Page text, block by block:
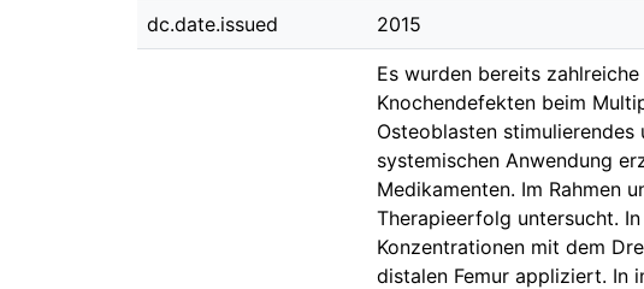
dc.date.issued 2015
Es wurden bereits
Knochendefekten beim
Osteoblasten
systemischen Anwendung
Medikamenten. Im Rahmen
Therapieerfolg untersucht.
Konzentrationen mit dem
distalen Femur appliziert. In